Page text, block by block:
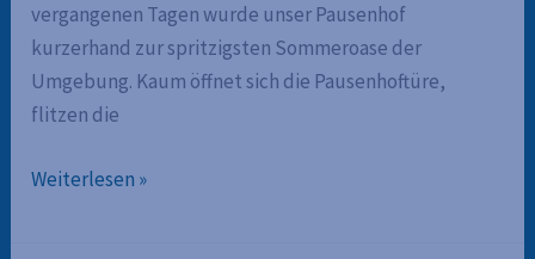
vergangenen Tagen wurde unser Pausenhof
kurzerhand zur spritzigsten Sommeroase der
Umgebung. Kaum öffnet sich die Pausenhoftüre,
flitzen die
Abkühlung
Weiterlesen »